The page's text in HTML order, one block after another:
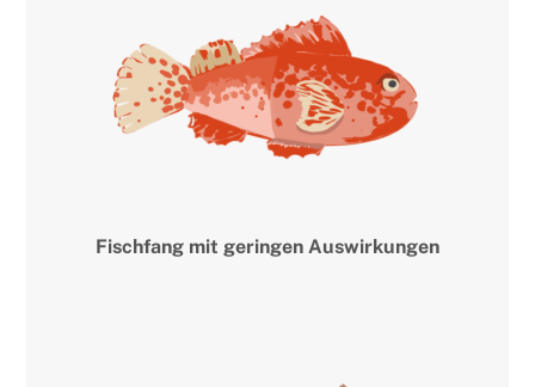
Fischfang mit geringen Auswirkungen